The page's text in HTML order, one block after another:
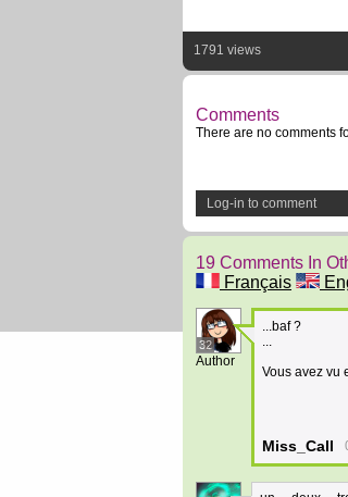
1791 views
Comments
There are no comments
Log-in to comment
19 Comments In
Français
32
Author
...baf ?
...
Vous avez vu
Miss_Call